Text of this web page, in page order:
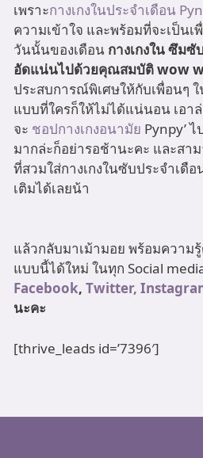
เพราะกางเกงในประจำเดือน
ความเข้าใจ และพร้อมที่จะเป็น
วันนั้นของเดือน กางเกงใน ซึมซั
อัดแน่นไปด้วยคุณสมบัติ wow
ประสบการณ์พิเศษให้กับเพื่อนๆ
แบบที่ใครก็ให้ไม่ได้แน่นอน เอา
จะ ชอปกางเกงอนามัย Pynpy’
มากล่ะก็อย่ารอช้านะคะ และสา
ที่สวมใส่กางเกงในซับประจำเดือ
เติมได้เลยน้า
แล้วกลับมาเม้ามอย พร้อมความ
แบบนี้ได้ใหม่ ในทุก Social
Facebook, Twitter,
นะคะ
[thrive_leads id=’7396′]